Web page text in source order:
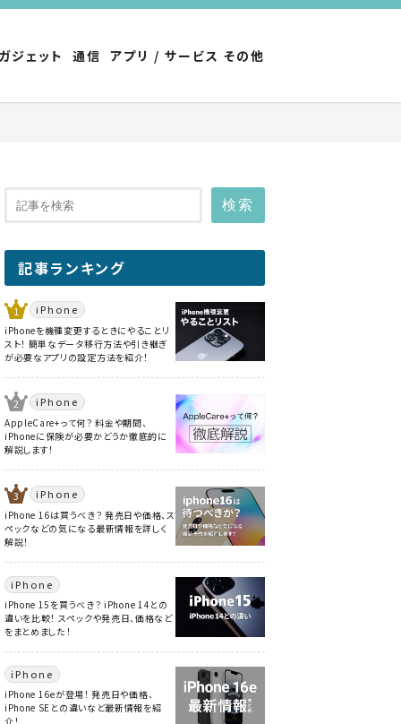
ジェット 通信 アプリ / サービス その他
検索
記事ランキング
iPhone
iPhoneを機種変更するときにやることリ
スト！ 簡単なデータ移行方法や引き継ぎ
が必要なアプリの設定方法を紹介！
iPhone
AppleCare+って何？ 料金や期間、
iPhoneに保険が必要かどうか徹底的に
解説します！
iPhone
iPhone 16は買うべき？ 発売日や価格、ス
ペックなどの気になる最新情報を詳しく
解説！
iPhone
iPhone 15を買うべき？ iPhone 14との
違いを比較！ スペックや発売日、価格など
をまとめました！
iPhone
iPhone 16eが登場！ 発売日や価格、
iPhone SEとの違いなど最新情報を紹
介！